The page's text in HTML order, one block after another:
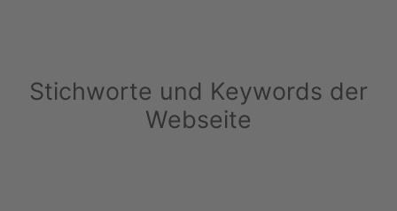
Stichworte und Keywords der
Webseite